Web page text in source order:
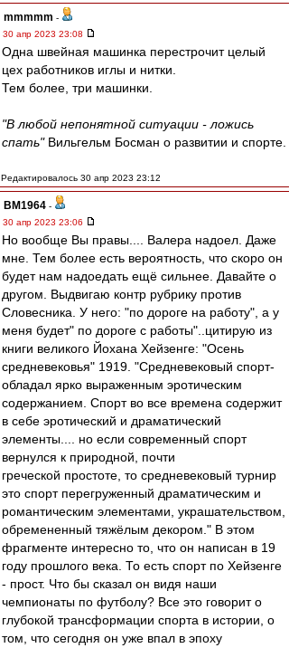
mmmmm -
30 апр 2023 23:08
Одна швейная машинка перестрочит целый
цех работников иглы и нитки.
Тем более, три машинки.
"В любой непонятной ситуации - ложись
спать"Вильгельм Босман о развитии и спорте.
Редактировалось 30 апр 2023 23:12
BM1964 -
30 апр 2023 23:06
Но вообще Вы правы.... Валера надоел. Даже
мне. Тем более есть вероятность, что скоро он
будет нам надоедать ещё сильнее. Давайте о
другом. Выдвигаю контр рубрику против
Словесника. У него: "по дороге на работу", а у
меня будет" по дороге с работы"..цитирую из
книги великого Йохана Хейзенге: "Осень
средневековья" 1919. "Средневековый спорт-
обладал ярко выраженным эротическим
содержанием. Спорт во все времена содержит
в себе эротический и драматический
элементы.... но если современный спорт
вернулся к природной, почти
греческой простоте, то средневековый турнир
это спорт перегруженный драматическим и
романтическим элементами, украшательством,
обремененный тяжёлым декором." В этом
фрагменте интересно то, что он написан в 19
году прошлого века. То есть спорт по Хейзенге
- прост. Что бы сказал он видя наши
чемпионаты по футболу? Все это говорит о
глубокой трансформации спорта в истории, о
том, что сегодня он уже впал в эпоху